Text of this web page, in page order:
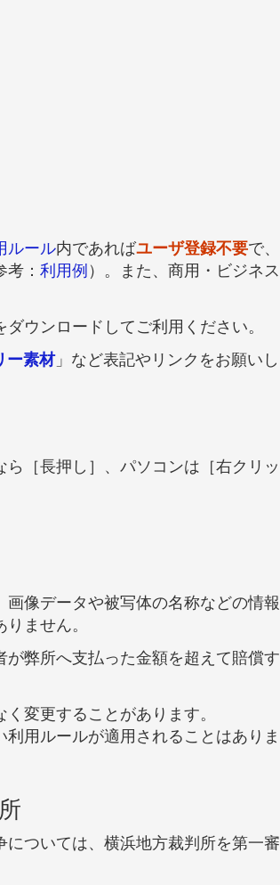
ルール内であればユーザ登録不要で、
： 利用例）。また、商用・ビジネス
ウンロードしてご利用ください。
ー素材」など表記やリンクをお願いし
［長押し］、パソコンは［右クリッ
像データや被写体の名称などの情報
ません。
弊所へ支払った金額を超えて賠償す
変更することがあります。
用ルールが適用されることはありま
ついては、横浜地方裁判所を第一審